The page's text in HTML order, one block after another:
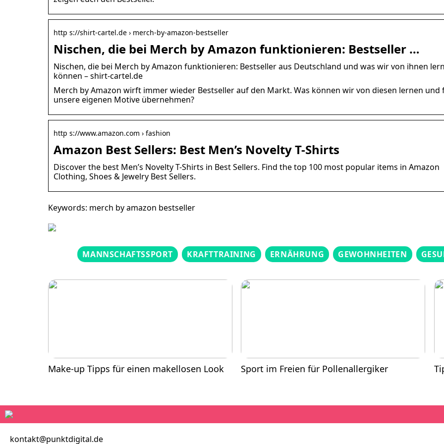
http s://shirt-cartel.de › merch-by-amazon-bestseller
Nischen, die bei Merch by Amazon funktionieren: Bestseller …
Nischen, die bei Merch by Amazon funktionieren: Bestseller aus Deutschland und was wir von ihnen
können – shirt-cartel.de
Merch by Amazon wirft immer wieder Bestseller auf den Markt. Was können wir von diesen lernen und
unsere eigenen Motive übernehmen?
http s://www.amazon.com › fashion
Amazon Best Sellers: Best Men’s Novelty T-Shirts
Discover the best Men’s Novelty T-Shirts in Best Sellers. Find the top 100 most popular items in Amazon
Clothing, Shoes & Jewelry Best Sellers.
Keywords: merch by amazon bestseller
MANNSCHAFTSSPORT KRAFTTRAINING ERNÄHRUNG GEWOHNHEITEN
Make-up Tipps für einen makellosen Look Sport im Freien für Pollenallergiker
kontakt@punktdigital.de